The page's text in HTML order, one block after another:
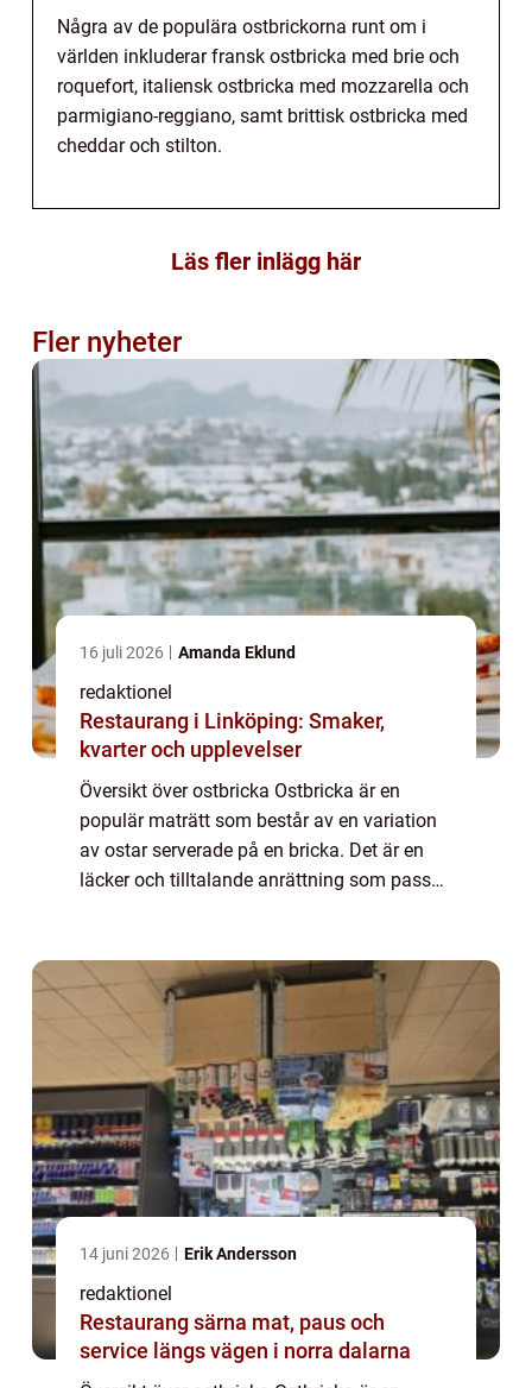
Några av de populära ostbrickorna runt om i
världen inkluderar fransk ostbricka med brie och
roquefort, italiensk ostbricka med mozzarella och
parmigiano-reggiano, samt brittisk ostbricka med
cheddar och stilton.
Läs fler inlägg här
Fler nyheter
16 juli 2026 Amanda Eklund
redaktionel
Restaurang i Linköping: Smaker,
kvarter och upplevelser
Översikt över ostbricka Ostbricka är en
populär maträtt som består av en variation
av ostar serverade på en bricka. Det är en
läcker och tilltalande anrättning som passar
14 juni 2026 Erik Andersson
redaktionel
Restaurang särna mat, paus och
service längs vägen i norra dalarna